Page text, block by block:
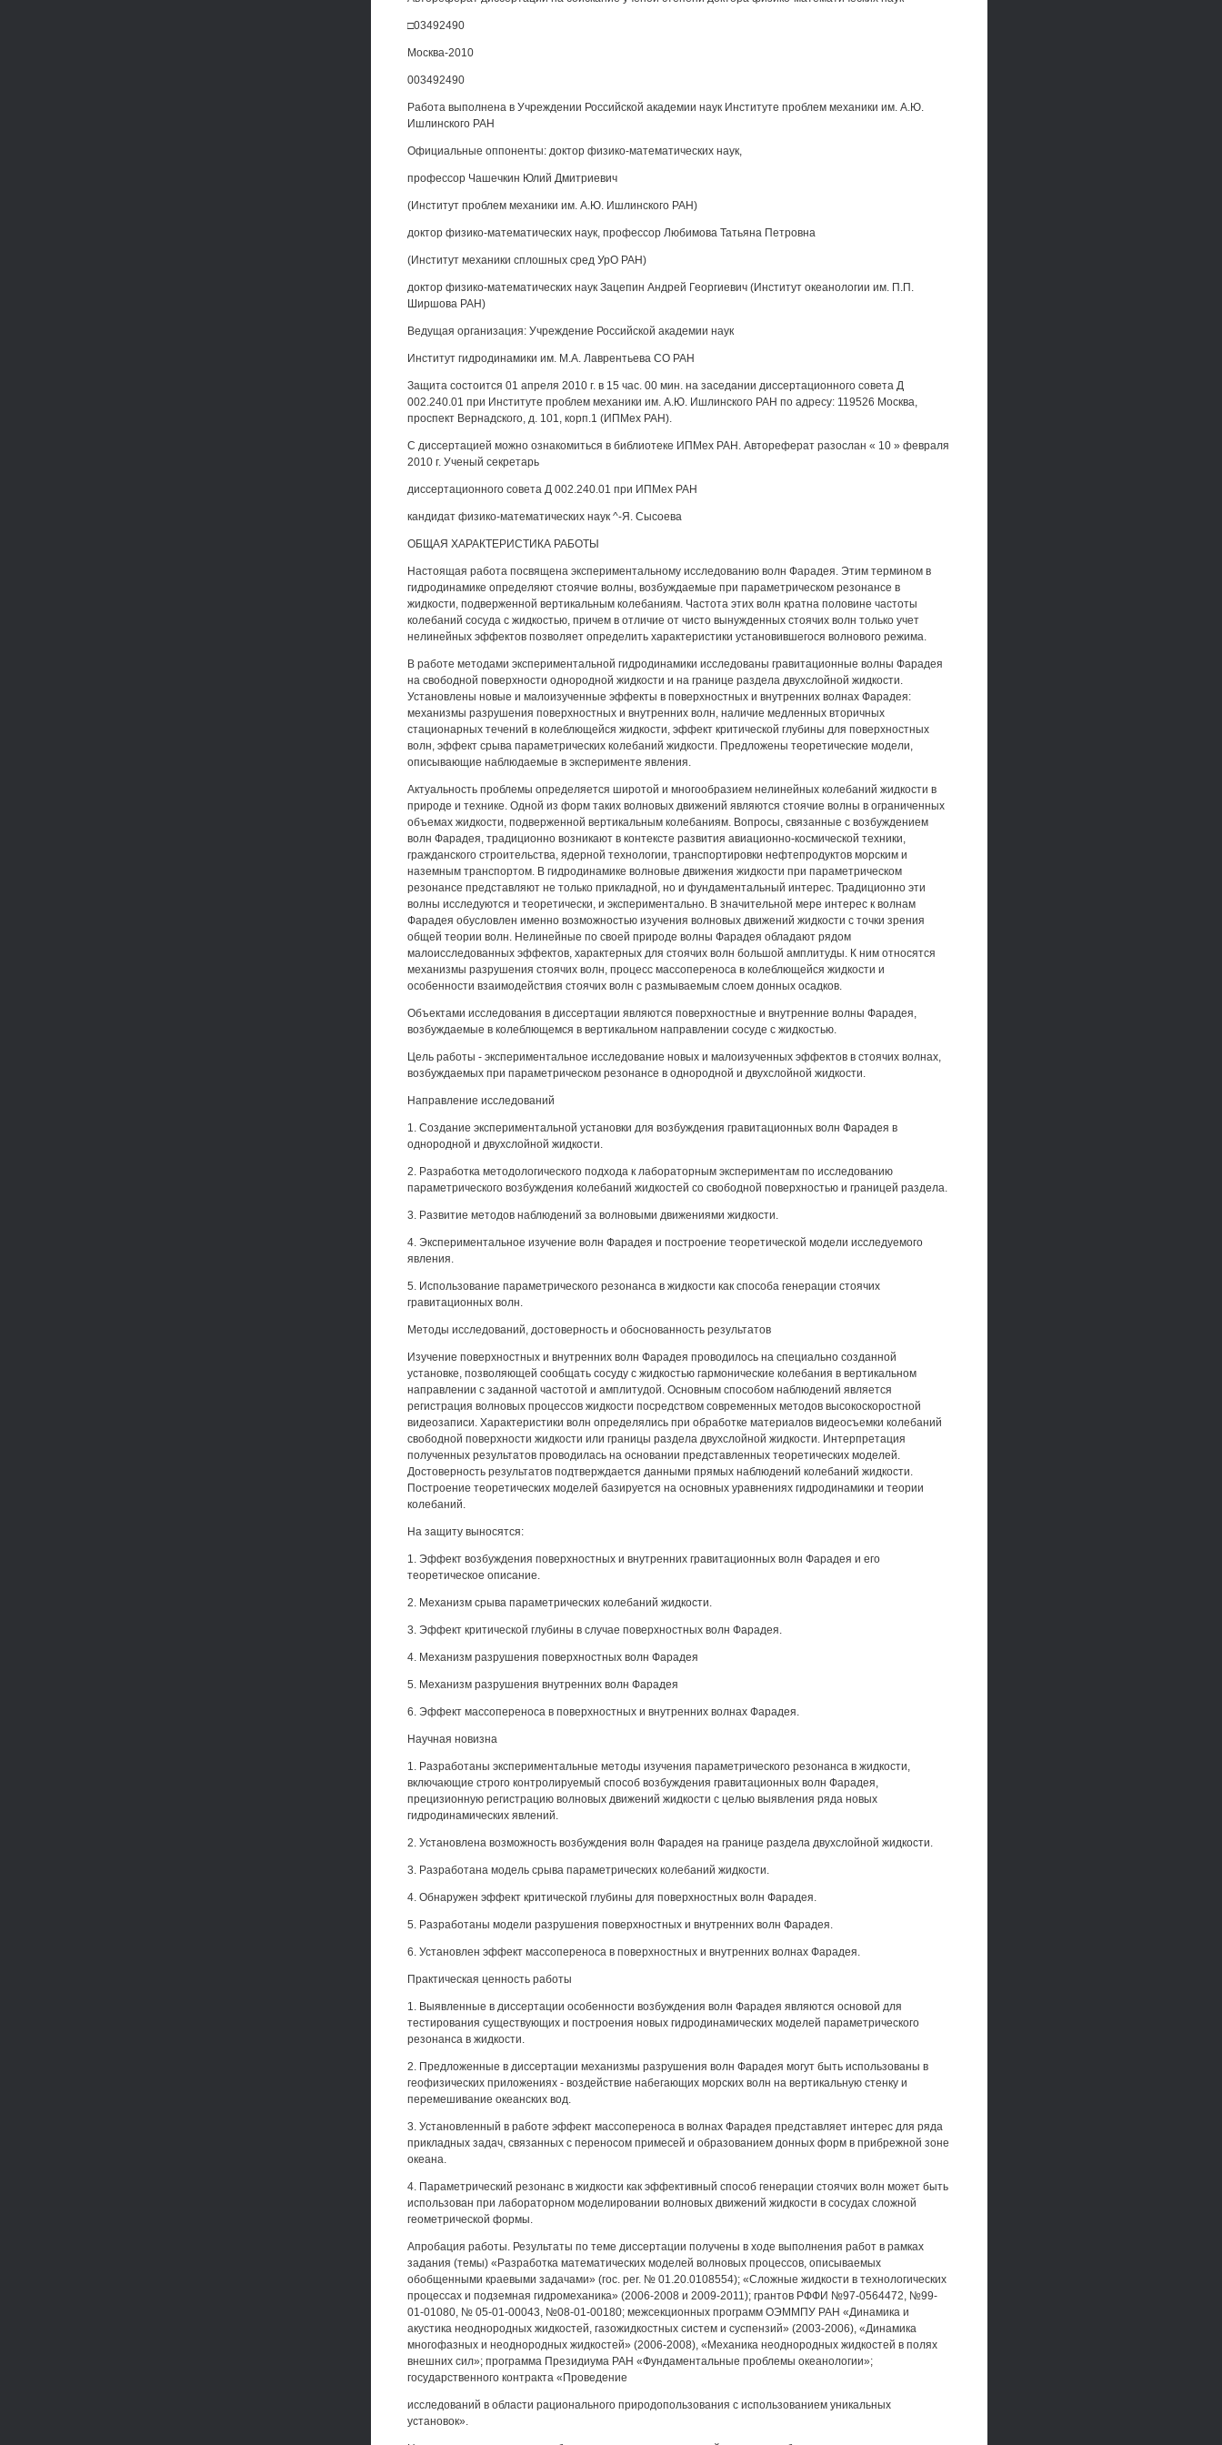
□03492490
Москва-2010
003492490
Работа выполнена в Учреждении Российской академии наук Институте проблем механики им. А.Ю.
Ишлинского РАН
Официальные оппоненты: доктор физико-математических наук,
профессор Чашечкин Юлий Дмитриевич
(Институт проблем механики им. А.Ю. Ишлинского РАН)
доктор физико-математических наук, профессор Любимова Татьяна Петровна
(Институт механики сплошных сред УрО РАН)
доктор физико-математических наук Зацепин Андрей Георгиевич (Институт океанологии им. П.П.
Ширшова РАН)
Ведущая организация: Учреждение Российской академии наук
Институт гидродинамики им. М.А. Лаврентьева СО РАН
Защита состоится 01 апреля 2010 г. в 15 час. 00 мин. на заседании диссертационного совета Д
002.240.01 при Институте проблем механики им. А.Ю. Ишлинского РАН по адресу: 119526 Москва,
проспект Вернадского, д. 101, корп.1 (ИПМех РАН).
С диссертацией можно ознакомиться в библиотеке ИПМех РАН. Автореферат разослан « 10 » февраля
2010 г. Ученый секретарь
диссертационного совета Д 002.240.01 при ИПМех РАН
кандидат физико-математических наук ^-Я. Сысоева
ОБЩАЯ ХАРАКТЕРИСТИКА РАБОТЫ
Настоящая работа посвящена экспериментальному исследованию волн Фарадея. Этим термином в
гидродинамике определяют стоячие волны, возбуждаемые при параметрическом резонансе в
жидкости, подверженной вертикальным колебаниям. Частота этих волн кратна половине частоты
колебаний сосуда с жидкостью, причем в отличие от чисто вынужденных стоячих волн только учет
нелинейных эффектов позволяет определить характеристики установившегося волнового режима.
В работе методами экспериментальной гидродинамики исследованы гравитационные волны Фарадея
на свободной поверхности однородной жидкости и на границе раздела двухслойной жидкости.
Установлены новые и малоизученные эффекты в поверхностных и внутренних волнах Фарадея:
механизмы разрушения поверхностных и внутренних волн, наличие медленных вторичных
стационарных течений в колеблющейся жидкости, эффект критической глубины для поверхностных
волн, эффект срыва параметрических колебаний жидкости. Предложены теоретические модели,
описывающие наблюдаемые в эксперименте явления.
Актуальность проблемы определяется широтой и многообразием нелинейных колебаний жидкости в
природе и технике. Одной из форм таких волновых движений являются стоячие волны в ограниченных
объемах жидкости, подверженной вертикальным колебаниям. Вопросы, связанные с возбуждением
волн Фарадея, традиционно возникают в контексте развития авиационно-космической техники,
гражданского строительства, ядерной технологии, транспортировки нефтепродуктов морским и
наземным транспортом. В гидродинамике волновые движения жидкости при параметрическом
резонансе представляют не только прикладной, но и фундаментальный интерес. Традиционно эти
волны исследуются и теоретически, и экспериментально. В значительной мере интерес к волнам
Фарадея обусловлен именно возможностью изучения волновых движений жидкости с точки зрения
общей теории волн. Нелинейные по своей природе волны Фарадея обладают рядом
малоисследованных эффектов, характерных для стоячих волн большой амплитуды. К ним относятся
механизмы разрушения стоячих волн, процесс массопереноса в колеблющейся жидкости и
особенности взаимодействия стоячих волн с размываемым слоем донных осадков.
Объектами исследования в диссертации являются поверхностные и внутренние волны Фарадея,
возбуждаемые в колеблющемся в вертикальном направлении сосуде с жидкостью.
Цель работы - экспериментальное исследование новых и малоизученных эффектов в стоячих волнах,
возбуждаемых при параметрическом резонансе в однородной и двухслойной жидкости.
Направление исследований
1. Создание экспериментальной установки для возбуждения гравитационных волн Фарадея в
однородной и двухслойной жидкости.
2. Разработка методологического подхода к лабораторным экспериментам по исследованию
параметрического возбуждения колебаний жидкостей со свободной поверхностью и границей раздела.
3. Развитие методов наблюдений за волновыми движениями жидкости.
4. Экспериментальное изучение волн Фарадея и построение теоретической модели исследуемого
явления.
5. Использование параметрического резонанса в жидкости как способа генерации стоячих
гравитационных волн.
Методы исследований, достоверность и обоснованность результатов
Изучение поверхностных и внутренних волн Фарадея проводилось на специально созданной
установке, позволяющей сообщать сосуду с жидкостью гармонические колебания в вертикальном
направлении с заданной частотой и амплитудой. Основным способом наблюдений является
регистрация волновых процессов жидкости посредством современных методов высокоскоростной
видеозаписи. Характеристики волн определялись при обработке материалов видеосъемки колебаний
свободной поверхности жидкости или границы раздела двухслойной жидкости. Интерпретация
полученных результатов проводилась на основании представленных теоретических моделей.
Достоверность результатов подтверждается данными прямых наблюдений колебаний жидкости.
Построение теоретических моделей базируется на основных уравнениях гидродинамики и теории
колебаний.
На защиту выносятся:
1. Эффект возбуждения поверхностных и внутренних гравитационных волн Фарадея и его
теоретическое описание.
2. Механизм срыва параметрических колебаний жидкости.
3. Эффект критической глубины в случае поверхностных волн Фарадея.
4. Механизм разрушения поверхностных волн Фарадея
5. Механизм разрушения внутренних волн Фарадея
6. Эффект массопереноса в поверхностных и внутренних волнах Фарадея.
Научная новизна
1. Разработаны экспериментальные методы изучения параметрического резонанса в жидкости,
включающие строго контролируемый способ возбуждения гравитационных волн Фарадея,
прецизионную регистрацию волновых движений жидкости с целью выявления ряда новых
гидродинамических явлений.
2. Установлена возможность возбуждения волн Фарадея на границе раздела двухслойной жидкости.
3. Разработана модель срыва параметрических колебаний жидкости.
4. Обнаружен эффект критической глубины для поверхностных волн Фарадея.
5. Разработаны модели разрушения поверхностных и внутренних волн Фарадея.
6. Установлен эффект массопереноса в поверхностных и внутренних волнах Фарадея.
Практическая ценность работы
1. Выявленные в диссертации особенности возбуждения волн Фарадея являются основой для
тестирования существующих и построения новых гидродинамических моделей параметрического
резонанса в жидкости.
2. Предложенные в диссертации механизмы разрушения волн Фарадея могут быть использованы в
геофизических приложениях - воздействие набегающих морских волн на вертикальную стенку и
перемешивание океанских вод.
3. Установленный в работе эффект массопереноса в волнах Фарадея представляет интерес для ряда
прикладных задач, связанных с переносом примесей и образованием донных форм в прибрежной зоне
океана.
4. Параметрический резонанс в жидкости как эффективный способ генерации стоячих волн может быть
использован при лабораторном моделировании волновых движений жидкости в сосудах сложной
геометрической формы.
Апробация работы. Результаты по теме диссертации получены в ходе выполнения работ в рамках
задания (темы) «Разработка математических моделей волновых процессов, описываемых
обобщенными краевыми задачами» (гос. per. № 01.20.0108554); «Сложные жидкости в технологических
процессах и подземная гидромеханика» (2006-2008 и 2009-2011); грантов РФФИ №97-0564472, №99-
01-01080, № 05-01-00043, №08-01-00180; межсекционных программ ОЭММПУ РАН «Динамика и
акустика неоднородных жидкостей, газожидкостных систем и суспензий» (2003-2006), «Динамика
многофазных и неоднородных жидкостей» (2006-2008), «Механика неоднородных жидкостей в полях
внешних сил»; программа Президиума РАН «Фундаментальные проблемы океанологии»;
государственного контракта «Проведение
исследований в области рационального природопользования с использованием уникальных
установок».